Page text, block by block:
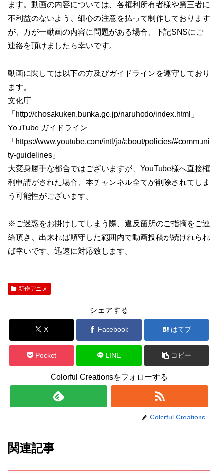
ます。動画の内容については、各権利所有者様や第三者に
不利益のないよう、細心の注意を払って制作しております
が、万が一動画の内容に問題がある場合、下記SNSにご
連絡を頂けましたら幸いです。
動画に関しては以下の方及びガイドラインを遵守しており
ます。
文化庁
「http://chosakuken.bunka.go.jp/naruhodo/index.html」
YouTube ガイドライン
「https://www.youtube.com/intl/ja/about/policies/#communi
ty-guidelines」
大変身勝手な都合ではございますが、YouTube様へ直接権
利申請がされた場合、本チャンネル全てが削除されてしま
う可能性がございます。
※ご迷惑をお掛けしてしまう際、違反箇所のご指摘をご連
絡頂き、出来れば順守した範囲内で動画投稿が続けれられ
ば幸いです。迅速に対応致します。
新作アニメ
シェアする
X Facebook はてブ
Pocket LINE コピー
Colorful Creationsをフォローする
Colorful Creations
関連記事